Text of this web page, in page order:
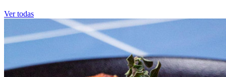
Ver todas